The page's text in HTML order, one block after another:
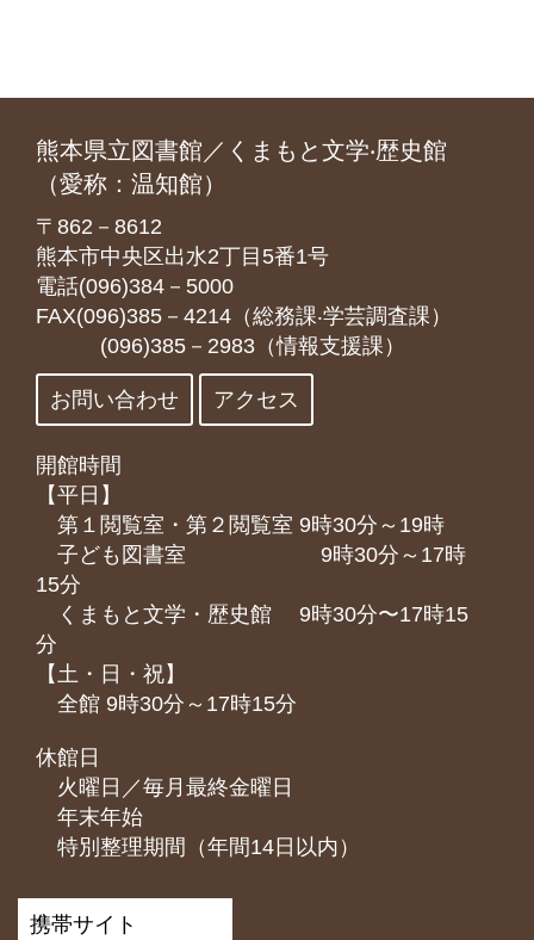
熊本県立図書館／くまもと文学‧歴史館
（愛称：温知館）
〒862－8612
熊本市中央区出水2丁目5番1号
電話(096)384－5000
FAX(096)385－4214（総務課‧学芸調査課）
(096)385－2983（情報支援課）
お問い合わせ アクセス
開館時間
【平日】
第１閲覧室・第２閲覧室 9時30分～19時
子ども図書室 9時30分～17時
15分
くまもと⽂学・歴史館 9時30分〜17時15
分
【土・日・祝】
全館 9時30分～17時15分
休館日
火曜日／毎月最終金曜日
年末年始
特別整理期間（年間14日以内）
携帯サイト